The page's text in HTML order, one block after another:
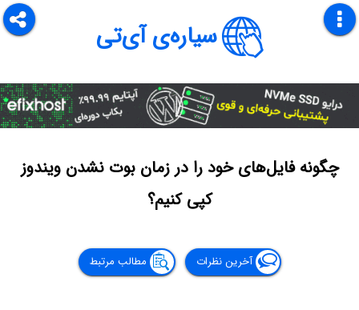
سیاره‌ی آی‌تی
چگونه فایل‌های خود را در زمان بوت نشدن ویندوز
کپی کنیم؟
آخرین نظرات مطالب مرتبط